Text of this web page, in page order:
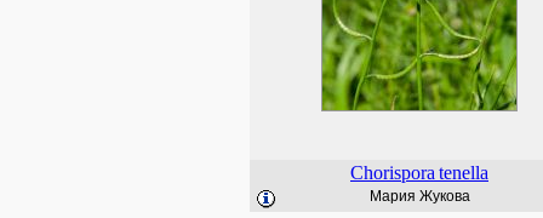
Chorispora tenella
Мария Жукова